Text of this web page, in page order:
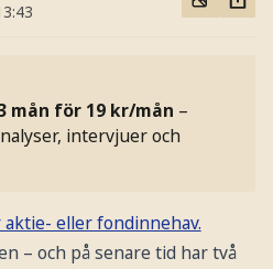
mån för 19 kr/mån –
intervjuer och
eller fondinnehav.
– och på senare tid har två